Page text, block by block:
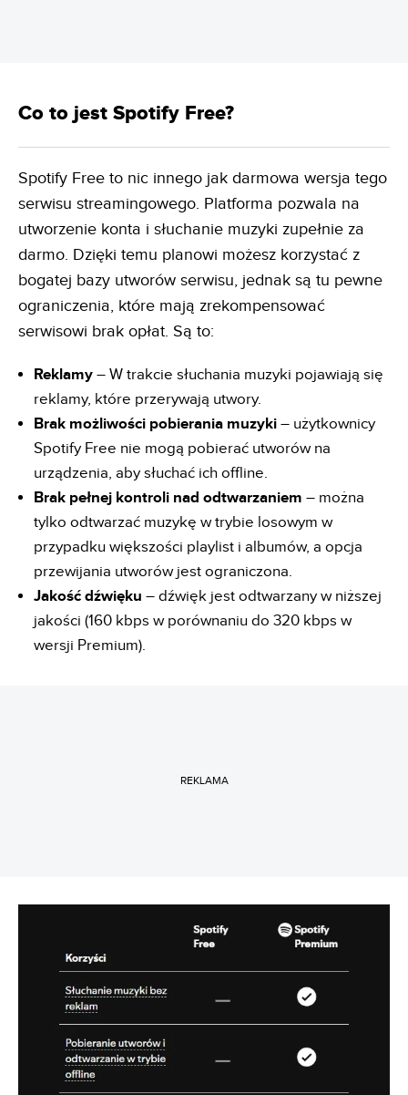
Co to jest Spotify Free?
Spotify Free to nic innego jak darmowa wersja tego
serwisu streamingowego. Platforma pozwala na
utworzenie konta i słuchanie muzyki zupełnie za
darmo. Dzięki temu planowi możesz korzystać z
bogatej bazy utworów serwisu, jednak są tu pewne
ograniczenia, które mają zrekompensować
serwisowi brak opłat. Są to:
Reklamy – W trakcie słuchania muzyki pojawiają się
reklamy, które przerywają utwory.
Brak możliwości pobierania muzyki – użytkownicy
Spotify Free nie mogą pobierać utworów na
urządzenia, aby słuchać ich offline.
Brak pełnej kontroli nad odtwarzaniem – można
tylko odtwarzać muzykę w trybie losowym w
przypadku większości playlist i albumów, a opcja
przewijania utworów jest ograniczona.
Jakość dźwięku – dźwięk jest odtwarzany w niższej
jakości (160 kbps w porównaniu do 320 kbps w
wersji Premium).
REKLAMA